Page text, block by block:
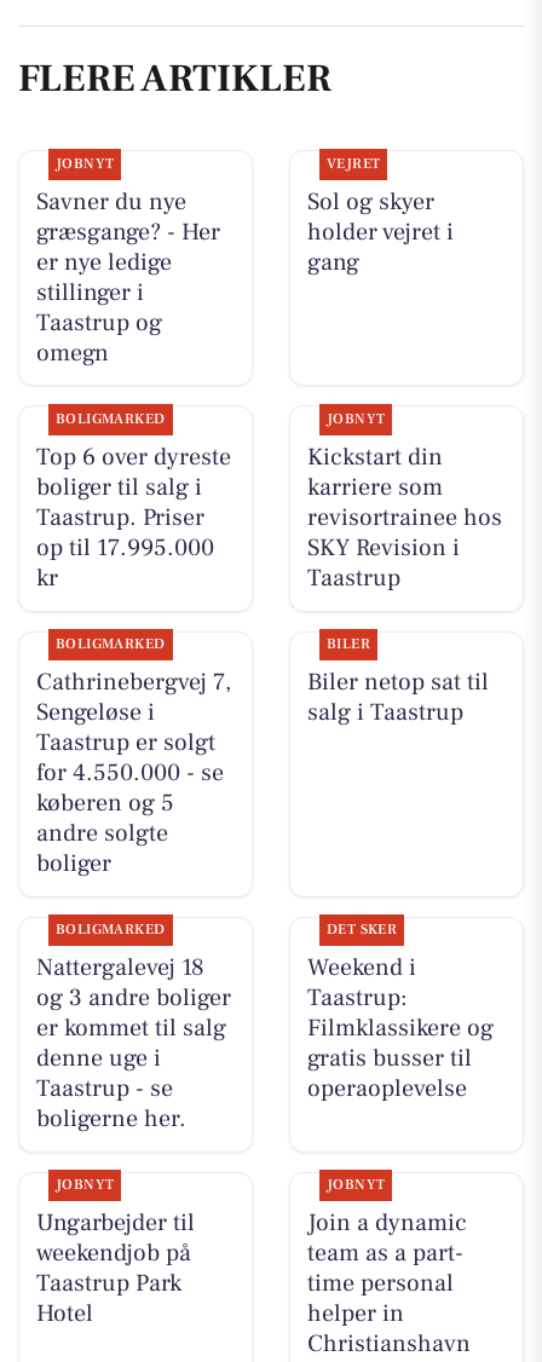
FLERE ARTIKLER
JOBNYT
Savner du nye
græsgange? - Her
er nye ledige
stillinger i
Taastrup og
omegn
VEJRET
Sol og skyer
holder vejret i
gang
BOLIGMARKED
Top 6 over dyreste
boliger til salg i
Taastrup. Priser
op til 17.995.000
kr
JOBNYT
Kickstart din
karriere som
revisortrainee hos
SKY Revision i
Taastrup
BOLIGMARKED
Cathrinebergvej 7,
Sengeløse i
Taastrup er solgt
for 4.550.000 - se
køberen og 5
andre solgte
boliger
BILER
Biler netop sat til
salg i Taastrup
BOLIGMARKED
Nattergalevej 18
og 3 andre boliger
er kommet til salg
denne uge i
Taastrup - se
boligerne her.
DET SKER
Weekend i
Taastrup:
Filmklassikere og
gratis busser til
operaoplevelse
JOBNYT
Ungarbejder til
weekendjob på
Taastrup Park
Hotel
JOBNYT
Join a dynamic
team as a part-
time personal
helper in
Christianshavn